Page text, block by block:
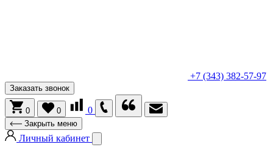
+7 (343) 382-57-97
Заказать звонок
0 0 0
Закрыть меню
Личный кабинет